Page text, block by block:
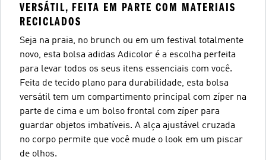
VERSÁTIL, FEITA EM PARTE COM MATERIAIS
RECICLADOS
Seja na praia, no brunch ou em um festival totalmente
novo, esta bolsa adidas Adicolor é a escolha perfeita
para levar todos os seus itens essenciais com você.
Feita de tecido plano para durabilidade, esta bolsa
versátil tem um compartimento principal com zíper na
parte de cima e um bolso frontal com zíper para
guardar objetos imbatíveis. A alça ajustável cruzada
no corpo permite que você mude o look em um piscar
de olhos.